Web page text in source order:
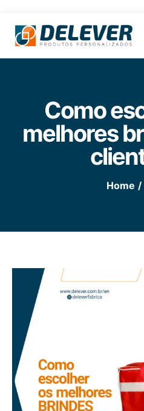
Como
melhores
Home /